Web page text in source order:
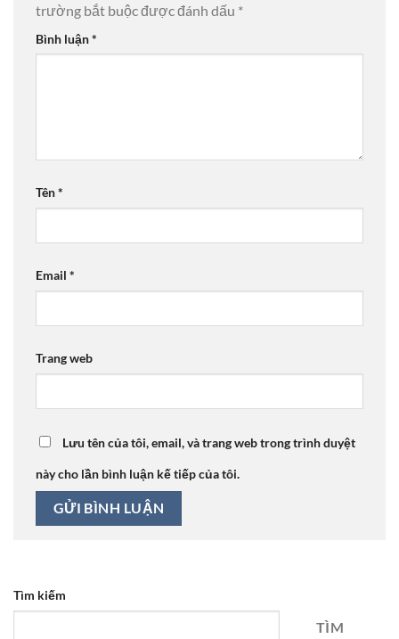
trường bắt buộc được đánh dấu *
Bình luận*
Tên*
Email *
Trang web
Lưu tên của tôi, email, và trang web trong trình duyệt
này cho lần bình luận kế tiếp của tôi.
Tìm kiếm
TÌM